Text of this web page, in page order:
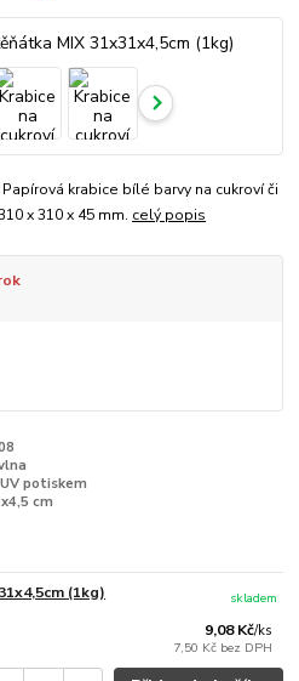
krabice bílé barvy na cukroví či
x 310 x 45 mm. celý popis
potiskem
cm
(1kg)
9,08 Kč/ks
7,50 Kč bez DPH
skladem